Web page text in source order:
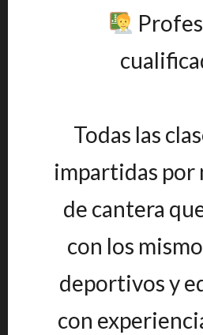
Todas las
impartidas por
de cantera
con los
deportivos y
con